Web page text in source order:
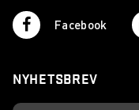
Facebook
NYHETSBREV